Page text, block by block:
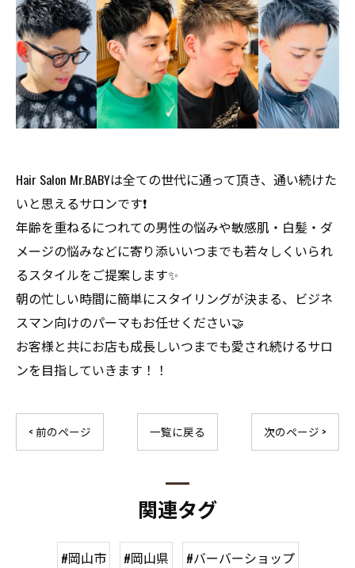
Hair Salon Mr.BABYは全ての世代に通って頂き、通い続けた
いと思えるサロンです❗️
年齢を重ねるにつれての男性の悩みや敏感肌・白髪・ダ
メージの悩みなどに寄り添いいつまでも若々しくいられ
るスタイルをご提案します✨
朝の忙しい時間に簡単にスタイリングが決まる、ビジネ
スマン向けのパーマもお任せください🤝
お客様と共にお店も成長しいつまでも愛され続けるサロ
ンを目指していきます！！
< 前のページ 一覧に戻る 次のページ >
関連タグ
#岡山市 #岡山県
#バーバーショップ
ご予約はこちら